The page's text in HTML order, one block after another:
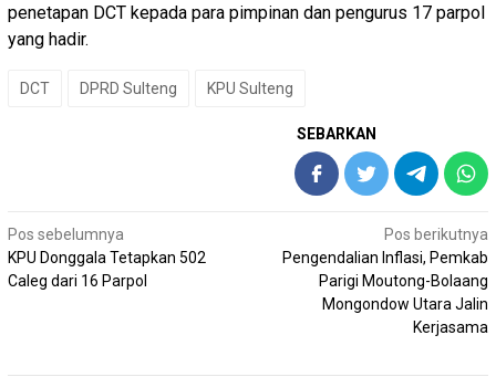
penetapan DCT kepada para pimpinan dan pengurus 17 parpol
yang hadir.
DCT DPRD Sulteng KPU Sulteng
SEBARKAN
Navigasi
pos
Pos sebelumnya
KPU Donggala Tetapkan 502
Caleg dari 16 Parpol
Pos berikutnya
Pengendalian Inflasi, Pemkab
Parigi Moutong-Bolaang
Mongondow Utara Jalin
Kerjasama